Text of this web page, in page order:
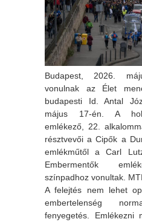
Budapest, 2026.
vonulnak az Élet
budapesti Id. Antal
május 17-én. A
emlékező, 22.
résztvevői a Cipők a
emlékműtől a Carl
Embermentők
színpadhoz vonultak.
A felejtés nem lehet
embertelenség
fenyegetés. Emlékezni